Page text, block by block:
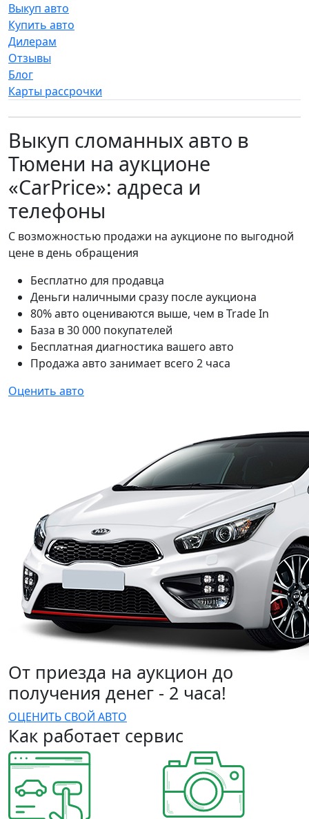
Выкуп авто
Купить авто
Дилерам
Отзывы
Блог
Карты рассрочки
Выкуп сломанных авто в
Тюмени на аукционе
«CarPrice»: адреса и
телефоны
С возможностью продажи на аукционе по выгодной
цене в день обращения
Бесплатно для продавца
Деньги наличными сразу после аукциона
80% авто оцениваются выше, чем в Trade In
База в 30 000 покупателей
Бесплатная диагностика вашего авто
Продажа авто занимает всего 2 часа
Оценить авто
От приезда на аукцион до
получения денег - 2 часа!
ОЦЕНИТЬ СВОЙ АВТО
Как работает сервис